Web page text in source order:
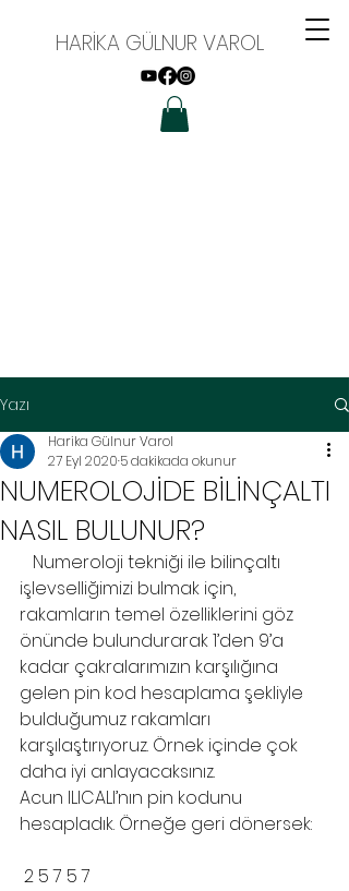
HARİKA GÜLNUR VAROL
Yazı
NUMEROLOJİDE BİLİNÇALTI
NASIL BULUNUR?
Harika Gülnur Varol
27 Eyl 2020 5 dakikada okunur
işlevselliğimizi bulmak için,
rakamların temel özelliklerini göz
önünde bulundurarak 1’den 9’a
kadar çakralarımızın karşılığına
gelen pin kod hesaplama şekliyle
bulduğumuz rakamları
karşılaştırıyoruz. Örnek içinde çok
daha iyi anlayacaksınız.
Acun ILICALI’nın pin kodunu
hesapladık. Örneğe geri dönersek:
2 5 7 5 7